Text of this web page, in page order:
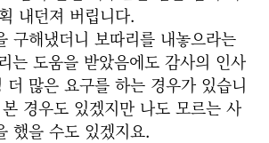
내던져 버립니다.
구해냈더니 보따리를 내놓으라는
는 도움을 받았음에도 감사의 인사
더 많은 요구를 하는 경우가 있습니
경우도 있겠지만 나도 모르는 사
했을 수도 있겠지요.